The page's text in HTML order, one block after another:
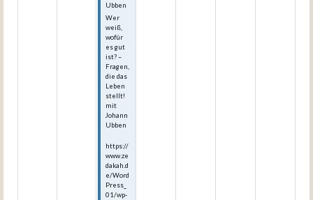
Ubben
Wer
weiß,
wofür
es gut
ist? –
Fragen,
die das
Leben
stellt!
mit
Johann
Ubben
https://
www.ze
dakah.d
e/Word
Press_
01/wp-